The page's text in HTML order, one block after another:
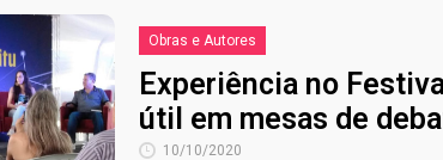
Obras e Autores
Experiência no
útil em mesas de
10/10/2020